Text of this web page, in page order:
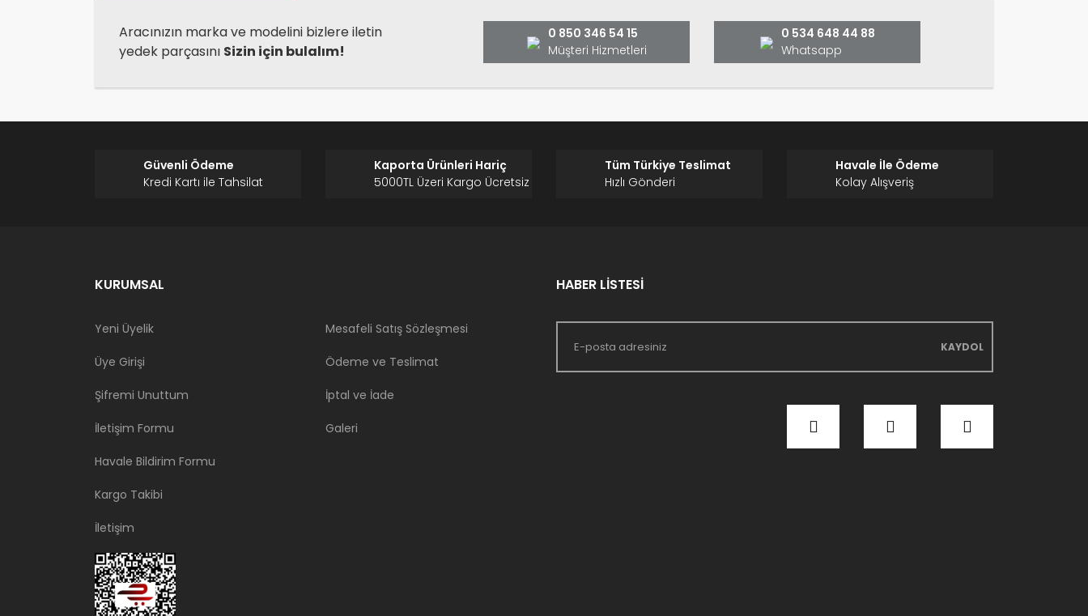
Ürün fiyatı diğer sitelerden daha pahalı.
Bu ürüne benzer farklı alternatifler olmalı.
Aracınızın marka ve modelini bizlere iletin
yedek parçasını Sizin için bulalım!
0 850 346 54 15
Müşteri Hizmetleri
0 534 648 44 88
Whatsapp
Güvenli Ödeme
Kredi Kartı ile Tahsilat
Kaporta Ürünleri Hariç
5000TL Üzeri Kargo Ücretsiz
Tüm Türkiye Teslimat
Hızlı Gönderi
Havale İle Ödeme
Kolay Alışveriş
KURUMSAL
Yeni Üyelik
Üye Girişi
Şifremi Unuttum
İletişim Formu
Havale Bildirim Formu
Kargo Takibi
İletişim
Mesafeli Satış Sözleşmesi
Ödeme ve Teslimat
İptal ve İade
Galeri
HABER LİSTESİ
KAYDOL